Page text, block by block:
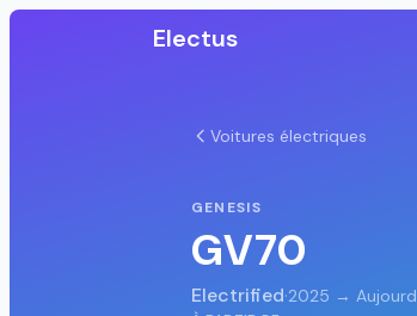
Electus
Voitures électriques
GENESIS
GV70
Electrified·2025 →